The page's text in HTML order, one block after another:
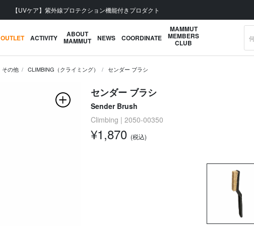
【UVケア】紫外線プロテクション機能付きプロダクト
OUTLET ACTIVITY ABOUT
MAMMUT NEWS COORDINATE
MAMMUT
MEMBERS
CLUB
その他 CLIMBING（クライミング） センダー ブラシ
センダー ブラシ
Sender Brush
Climbing | 2050-00350
¥1,870 (税込)